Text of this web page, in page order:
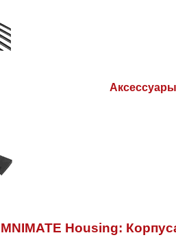
Аксессуары
Housing: